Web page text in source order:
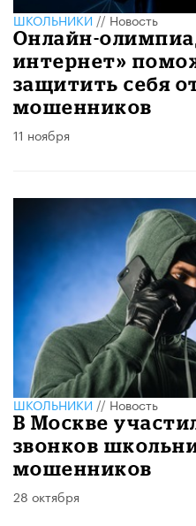
ШКОЛЬНИКИ//Новость
Онлайн-
интернет»
защитить себя
мошенников
11 ноября
ШКОЛЬНИКИ//Новость
В Москве
звонков
мошенников
28 октября